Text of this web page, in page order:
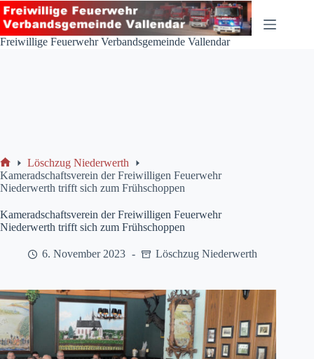
Zum
Inhalt
springen
Freiwillige Feuerwehr Verbandsgemeinde Vallendar
Start
Löschzug Niederwerth
Kameradschaftsverein der Freiwilligen Feuerwehr
Niederwerth trifft sich zum Frühschoppen
Kameradschaftsverein der Freiwilligen Feuerwehr
Niederwerth trifft sich zum Frühschoppen
6. November 2023 Löschzug Niederwerth